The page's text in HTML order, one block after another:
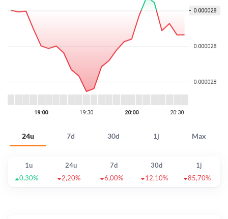
24u 7d 30d 1j Max
1u 24u 7d 30d
1j
0,30%
2,20% 6,00% 12,10% 85,70%